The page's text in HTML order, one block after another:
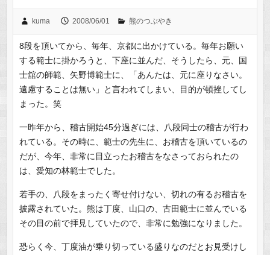
kuma 2008/06/01 熊のつぶやき
8段を頂いてから、毎年、京都に出かけている。毎年お願い
する範士に掛かろうと、下座に並んだ、そうしたら、元、国
士舘の師範、矢野博範士に、「あんたは、元に座りなさい。
遠慮することは無い」と言われてしまい、目的が頓挫してし
まった。笑
一昨年から、稽古開始45分過ぎには、八段同士の稽古が行わ
れている。その時に、範士の先生に、お稽古を頂いているの
だが、今年、非常に目立ったお稽古をなさっておられたの
は、愛知の林範士でした。
若手の、八段をまったく寄せ付けない、切れの有るお稽古を
披露されていた。熊は丁度、山口の、古田範士に並んでいる
その目の前で拝見していたので、非常に勉強になりました。
恐らく今、丁度油が乗り切っている盛りなのだとお見受けし